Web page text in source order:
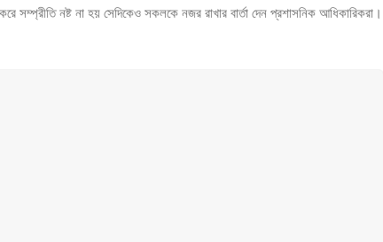
সম্প্রীতি নষ্ট না হয় সেদিকেও সকলকে নজর রাখার বার্তা দেন প্রশাসনিক আধিকারিকরা।